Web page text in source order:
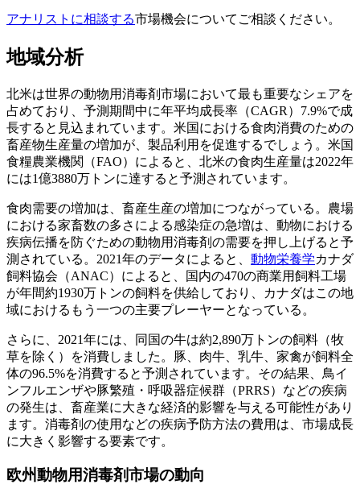
アナリストに相談する市場機会についてご相談ください。
地域分析
北米は世界の動物用消毒剤市場において最も重要なシェアを
占めており、予測期間中に年平均成長率（CAGR）7.9%で成
長すると見込まれています。米国における食肉消費のための
畜産物生産量の増加が、製品利用を促進するでしょう。米国
食糧農業機関（FAO）によると、北米の食肉生産量は2022年
には1億3880万トンに達すると予測されています。
食肉需要の増加は、畜産生産の増加につながっている。農場
における家畜数の多さによる感染症の急増は、動物における
疾病伝播を防ぐための動物用消毒剤の需要を押し上げると予
測されている。2021年のデータによると、 動物栄養学カナダ
飼料協会（ANAC）によると、国内の470の商業用飼料工場
が年間約1930万トンの飼料を供給しており、カナダはこの地
域におけるもう一つの主要プレーヤーとなっている。
さらに、2021年には、同国の牛は約2,890万トンの飼料（牧
草を除く）を消費しました。豚、肉牛、乳牛、家禽が飼料全
体の96.5%を消費すると予測されています。その結果、鳥イ
ンフルエンザや豚繁殖・呼吸器症候群（PRRS）などの疾病
の発生は、畜産業に大きな経済的影響を与える可能性があり
ます。消毒剤の使用などの疾病予防方法の費用は、市場成長
に大きく影響する要素です。
欧州動物用消毒剤市場の動向